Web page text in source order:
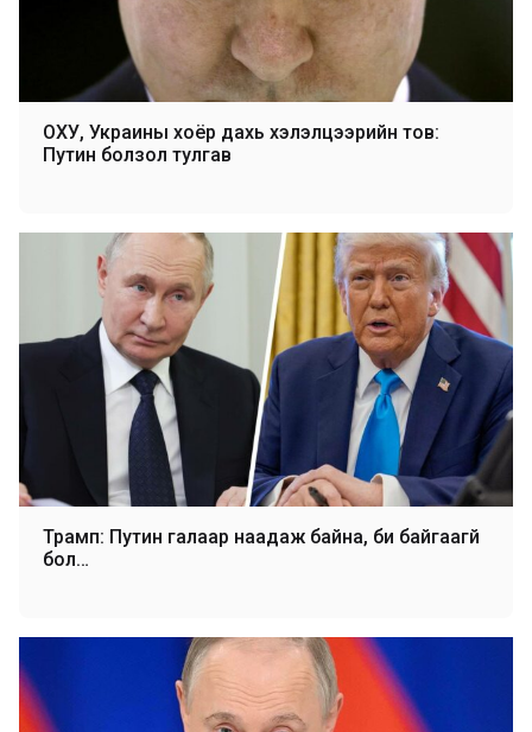
ОХУ, Украины хоёр дахь хэлэлцээрийн тов:
Путин болзол тулгав
Трамп: Путин галаар наадаж байна, би байгаагүй
бол…